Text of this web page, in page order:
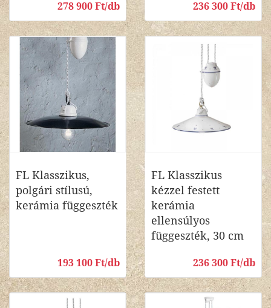
278 900 Ft/db 236 300 Ft/db
FL Klasszikus,
polgári stílusú,
kerámia függeszték
193 100 Ft/db
FL Klasszikus
kézzel festett
kerámia
ellensúlyos
függeszték, 30 cm
236 300 Ft/db